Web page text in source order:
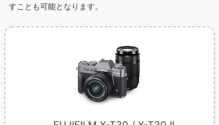
すことも可能となります。